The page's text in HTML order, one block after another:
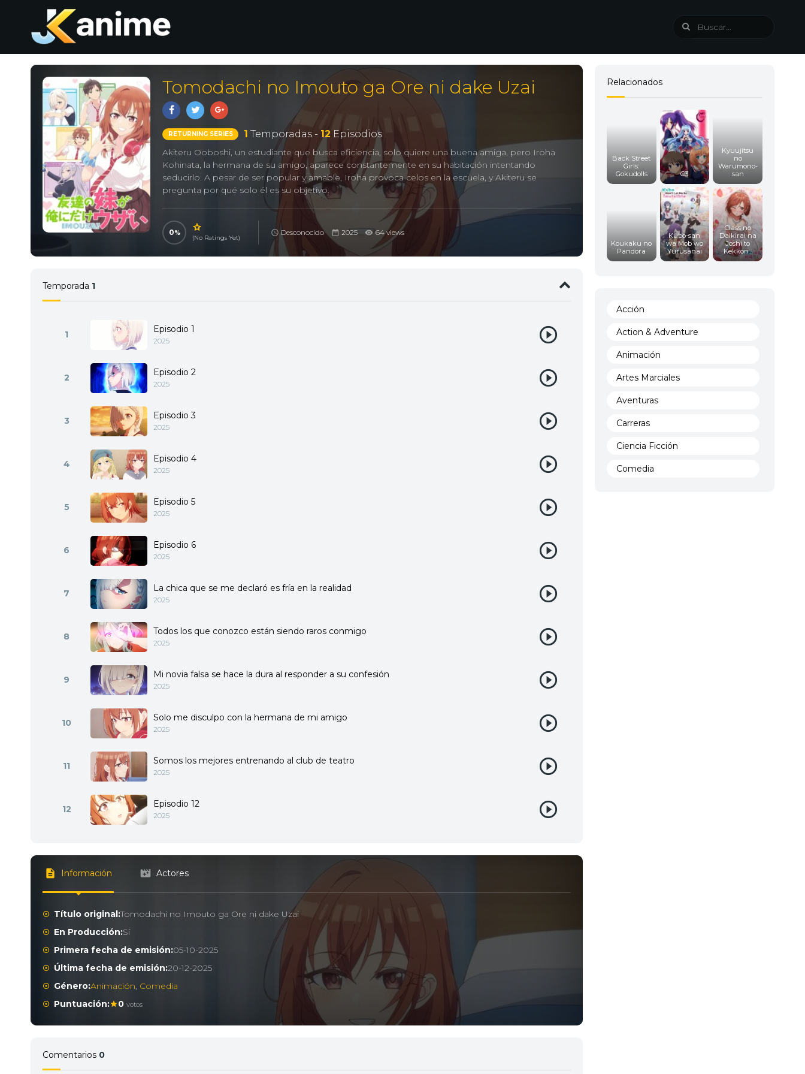
Tomodachi no Imouto ga Ore ni dake Uzai
RETURNING SERIES 1 Temporadas - 12 Episodios
Akiteru Ooboshi, un estudiante que busca eficiencia, solo quiere una buena amiga, pero Iroha
Kohinata, la hermana de su amigo, aparece constantemente en su habitación intentando
seducirlo. A pesar de ser popular y amable, Iroha provoca celos en la escuela, y Akiteru se
pregunta por qué solo él es su objetivo.
0
(No Ratings Yet)
Desconocido 2025 64 views
Temporada 1
1 Episodio 1
2025
2 Episodio 2
2025
3 Episodio 3
2025
4 Episodio 4
2025
5 Episodio 5
2025
6 Episodio 6
2025
7 La chica que se me declaró es fría en la realidad
2025
8 Todos los que conozco están siendo raros conmigo
2025
9 Mi novia falsa se hace la dura al responder a su confesión
2025
10 Solo me disculpo con la hermana de mi amigo
2025
11 Somos los mejores entrenando al club de teatro
2025
12 Episodio 12
2025
Información Actores
Título original:Tomodachi no Imouto ga Ore ni dake Uzai
En Producción:Sí
Primera fecha de emisión:05-10-2025
Última fecha de emisión:20-12-2025
Género:Animación, Comedia
Puntuación:
0 votos
Comentarios 0
Relacionados
Back Street
Girls:
Gokudolls
C3
Kyuujitsu
no
Warumono-
san
Koukaku no
Pandora
Kubo-san
wa Mob wo
Yurusanai
Class no
Daikirai na
Joshi to
Kekkon...
Acción
Action & Adventure
Animación
Artes Marciales
Aventuras
Carreras
Ciencia Ficción
Comedia